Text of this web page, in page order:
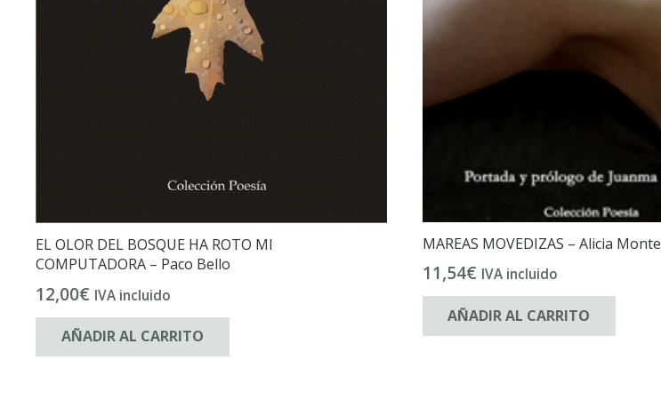
EL OLOR DEL BOSQUE HA ROTO MI
COMPUTADORA – Paco Bello
12,00€ IVA incluido
AÑADIR AL CARRITO
MAREAS MOVEDIZAS – Alicia
11,54€ IVA incluido
AÑADIR AL CARRITO